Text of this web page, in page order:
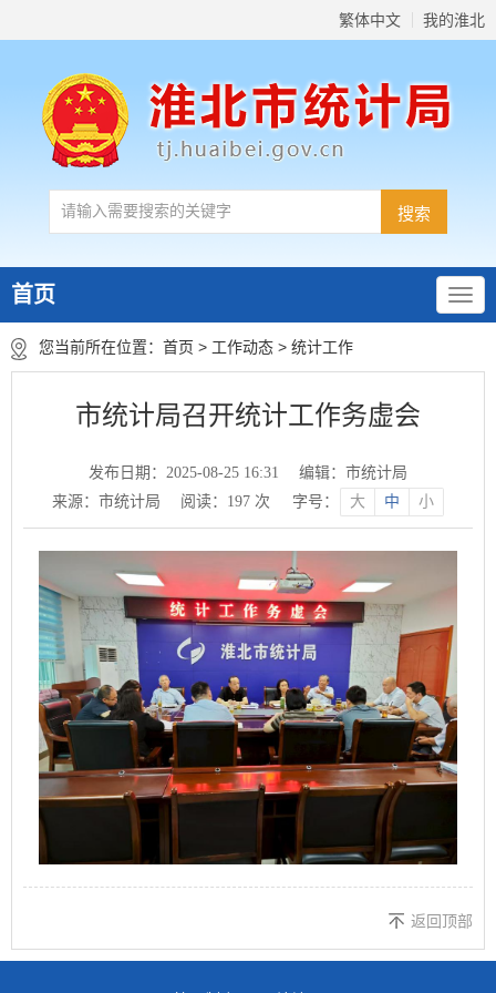
繁体中文 我的淮北
首页
您当前所在位置： 首页 > 工作动态 > 统计工作
市统计局召开统计工作务虚会
发布日期：2025-08-25 16:31
编辑：市统计局
来源：市统计局
阅读： 197 次 字号： 大 中 小
返回顶部